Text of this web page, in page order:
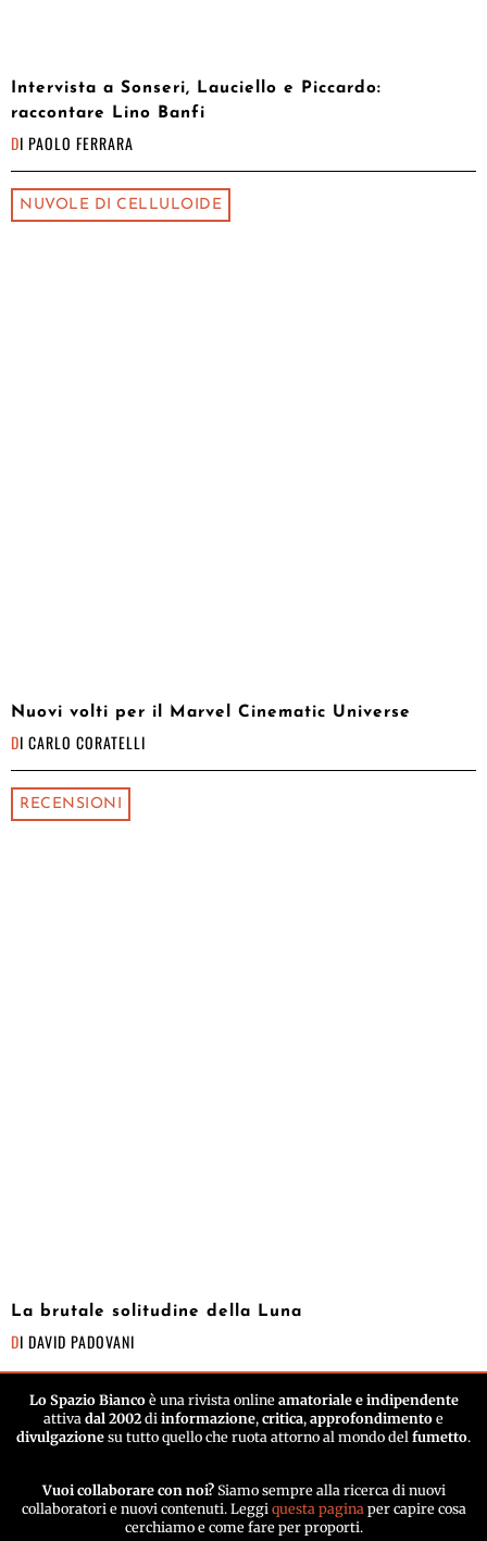
Intervista a Sonseri, Lauciello e Piccardo:
raccontare Lino Banfi
DI PAOLO FERRARA
NUVOLE DI CELLULOIDE
Nuovi volti per il Marvel Cinematic Universe
DI CARLO CORATELLI
RECENSIONI
La brutale solitudine della Luna
DI DAVID PADOVANI
Lo Spazio Biancoè una rivista online amatoriale e indipendente
attiva dal 2002 di informazione, critica, approfondimento e
divulgazione su tutto quello che ruota attorno al mondo del fumetto.
Vuoi collaborare con noi? Siamo sempre alla ricerca di nuovi
collaboratori e nuovi contenuti. Leggi questa pagina per capire cosa
cerchiamo e come fare per proporti.